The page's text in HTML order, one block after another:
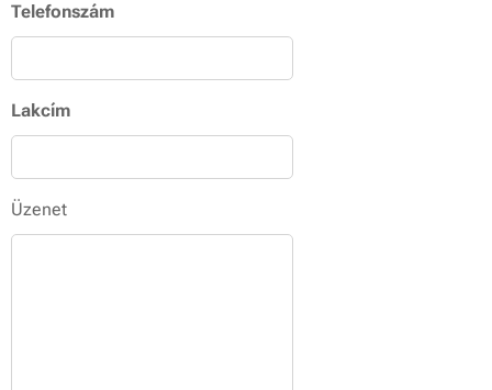
Telefonszám
Lakcím
Üzenet